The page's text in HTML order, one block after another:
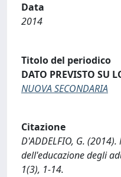
Data
2014
Titolo del periodico
DATO PREVISTO SU
NUOVA SECONDARIA
Citazione
D'ADDELFIO, G.
dell'educazione degli
1(3), 1-14.